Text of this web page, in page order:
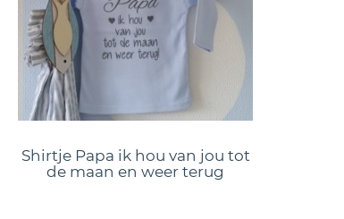
Shirtje Papa ik hou van jou tot
de maan en weer terug